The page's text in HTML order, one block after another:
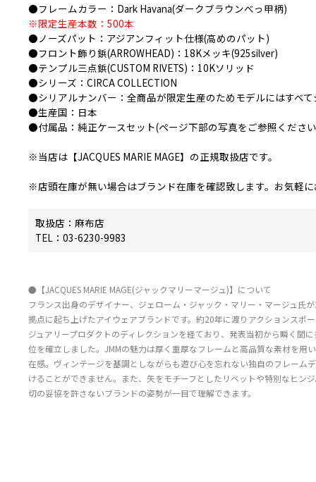
●フレームカラー：Dark Havana(ダークブラウンべっ甲柄)
※限定生産本数：500本
●ノーズパット：アジアンフィット仕様(高めのパット)
●フロント飾り鋲(ARROWHEAD)：18Kメッキ(925silver)
●テンプル三点鋲(CUSTOM RIVETS)：10Kソリッド
●シリーズ：CIRCA COLLECTION
●シリアルナンバー：全商品が限定生産のためモデルにはすべ
●生産国：日本
●付属品：純正ケースセット(ページ下部の写真をご参照くださ
※当店は【JACQUES MARIE MAGE】の正規取扱店です。
※店頭在庫が無い場合はブランド在庫を確認致します。お気軽
取扱店：麻布店
TEL：03-6230-9983
●【JACQUES MARIE MAGE(ジャックマリーマージュ)】について
フランス出身のデザイナー、ジェローム・ジャック・マリー・マージュ氏
拠点に起ち上げたアイウェアブランドです。約20年に渡りアクションスポ
ジュアリープロダクトのディレクションを経ており、発表当初から瞬く間
位を確立しました。JMMの魅力は厚く重厚なフレームと高品質な素材を用
在感。ヴィンテージを基調としながらも遊び心を忘れない独自のフレーム
けることができません。また、矢をモチーフとしたリベットや特別なヒン
切の妥協を許さないブランドの姿勢が一目で理解できます。